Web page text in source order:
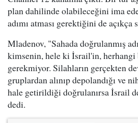
plan dahilinde olabileceğini ima
adımı atması gerektiğini de açıkça
Mladenov, "Sahada doğrulanmış
kimsenin, hele ki İsrail'in, herhangi
gerekmiyor. Silahların gerçekten
gruplardan alınıp depolandığı ve
hale getirildiği doğrulanırsa İsrail
dedi.